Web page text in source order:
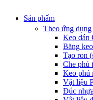
Sản phẩm
Theo ứng dụng
Keo dán
Băng keo
Tạo ron
Che phủ
Keo phủ
Vật liệu
Đúc